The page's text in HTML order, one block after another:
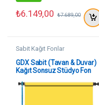
₺6.149,00 ₺7.689,00
Sabit Kağıt Fonlar
GDX Sabit (Tavan & Duvar)
Kağıt Sonsuz Stüdyo Fon
Metre